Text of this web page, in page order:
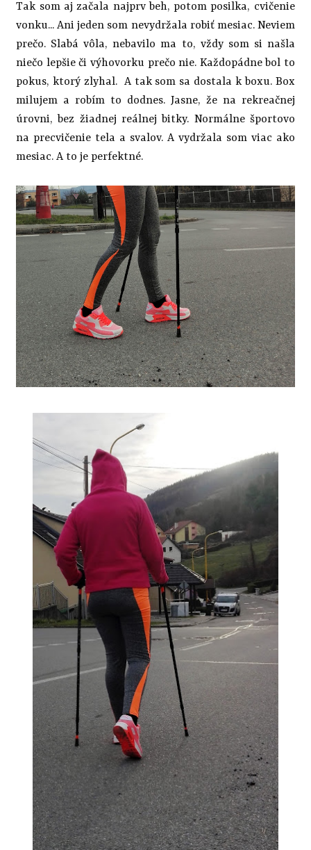
Tak som aj začala najprv beh, potom posilka, cvičenie
vonku... Ani jeden som nevydržala robiť mesiac. Neviem
prečo. Slabá vôla, nebavilo ma to, vždy som si našla
niečo lepšie či výhovorku prečo nie. Každopádne bol to
pokus, ktorý zlyhal. A tak som sa dostala k boxu. Box
milujem a robím to dodnes. Jasne, že na rekreačnej
úrovni, bez žiadnej reálnej bitky. Normálne športovo
na precvičenie tela a svalov. A vydržala som viac ako
mesiac. A to je perfektné.